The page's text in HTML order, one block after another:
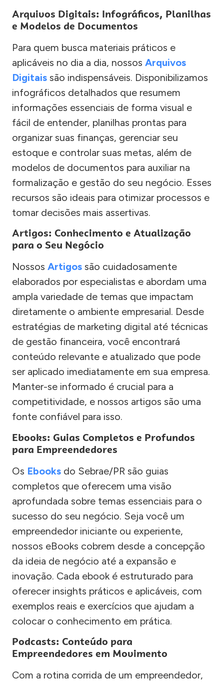
Arquivos Digitais: Infográficos, Planilhas
e Modelos de Documentos
Para quem busca materiais práticos e
aplicáveis no dia a dia, nossos Arquivos
Digitais são indispensáveis. Disponibilizamos
infográficos detalhados que resumem
informações essenciais de forma visual e
fácil de entender, planilhas prontas para
organizar suas finanças, gerenciar seu
estoque e controlar suas metas, além de
modelos de documentos para auxiliar na
formalização e gestão do seu negócio. Esses
recursos são ideais para otimizar processos e
tomar decisões mais assertivas.
Artigos: Conhecimento e Atualização
para o Seu Negócio
Nossos Artigos são cuidadosamente
elaborados por especialistas e abordam uma
ampla variedade de temas que impactam
diretamente o ambiente empresarial. Desde
estratégias de marketing digital até técnicas
de gestão financeira, você encontrará
conteúdo relevante e atualizado que pode
ser aplicado imediatamente em sua empresa.
Manter-se informado é crucial para a
competitividade, e nossos artigos são uma
fonte confiável para isso.
Ebooks: Guias Completos e Profundos
para Empreendedores
Os Ebooks do Sebrae/PR são guias
completos que oferecem uma visão
aprofundada sobre temas essenciais para o
sucesso do seu negócio. Seja você um
empreendedor iniciante ou experiente,
nossos eBooks cobrem desde a concepção
da ideia de negócio até a expansão e
inovação. Cada ebook é estruturado para
oferecer insights práticos e aplicáveis, com
exemplos reais e exercícios que ajudam a
colocar o conhecimento em prática.
Podcasts: Conteúdo para
Empreendedores em Movimento
Com a rotina corrida de um empreendedor,